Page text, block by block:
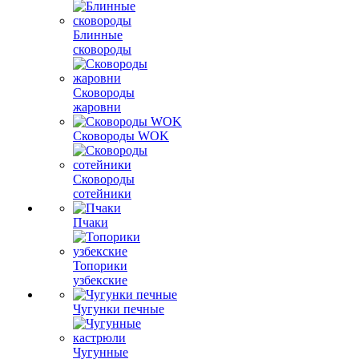
Блинные
сковороды
Сковороды
жаровни
Сковороды WOK
Сковороды
сотейники
Пчаки
Топорики
узбекские
Чугунки печные
Чугунные